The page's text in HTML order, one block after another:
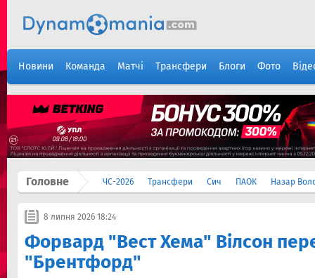
Новини Команда Матчі Трансфери Блоги Фото
Головне ЧС-2026 Трансфери Сич ПАОК Назар
8 липня 2026 18:24
Форвард "Вест Хема" Вілсон
"Брентфорд"